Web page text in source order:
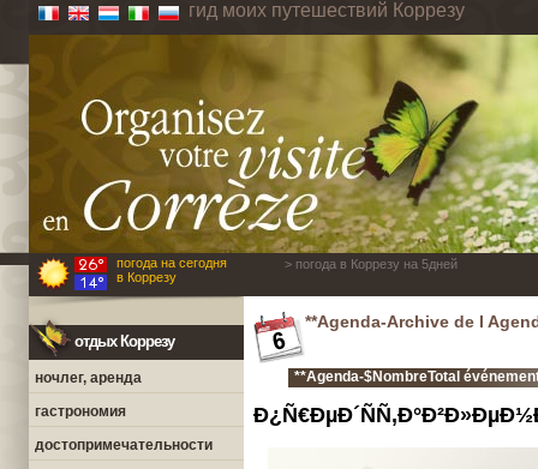
гид моих путешествий Коррезу
погода на сегодня
в Коррезу
> погода в Коррезу на 5дней
отдых Коррезу
ночлег, аренда
гастрономия
достопримечательности
**Agenda-Archive de l
**Agenda-$NombreTotal